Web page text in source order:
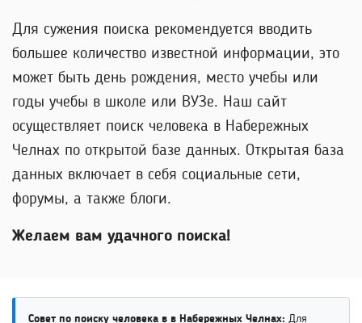
Для сужения поиска рекомендуется вводить
большее количество известной информации, это
может быть день рождения, место учебы или
годы учебы в школе или ВУЗе. Наш сайт
осуществляет поиск человека в Набережных
Челнах по открытой базе данных. Открытая база
данных включает в себя социальные сети,
форумы, а также блоги.
Желаем вам удачного поиска!
Совет по поиску человека в в Набережных Челнах: Для